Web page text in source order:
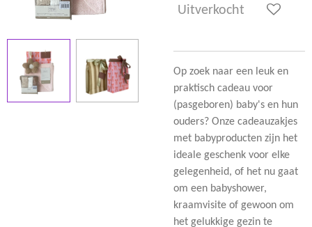
Uitverkocht
Op zoek naar een leuk en
praktisch cadeau voor
(pasgeboren) baby's en hun
ouders? Onze cadeauzakjes
met babyproducten zijn het
ideale geschenk voor elke
gelegenheid, of het nu gaat
om een babyshower,
kraamvisite of gewoon om
het gelukkige gezin te